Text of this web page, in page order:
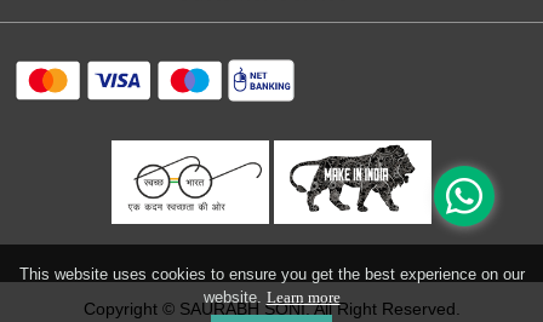
This website uses cookies to ensure you get the best experience on our
website. Learn more
FAQs
Return and refund policy
Refund & Cancellation
Track Order
Copyright © SAURABH SONI. All Right Reserved.